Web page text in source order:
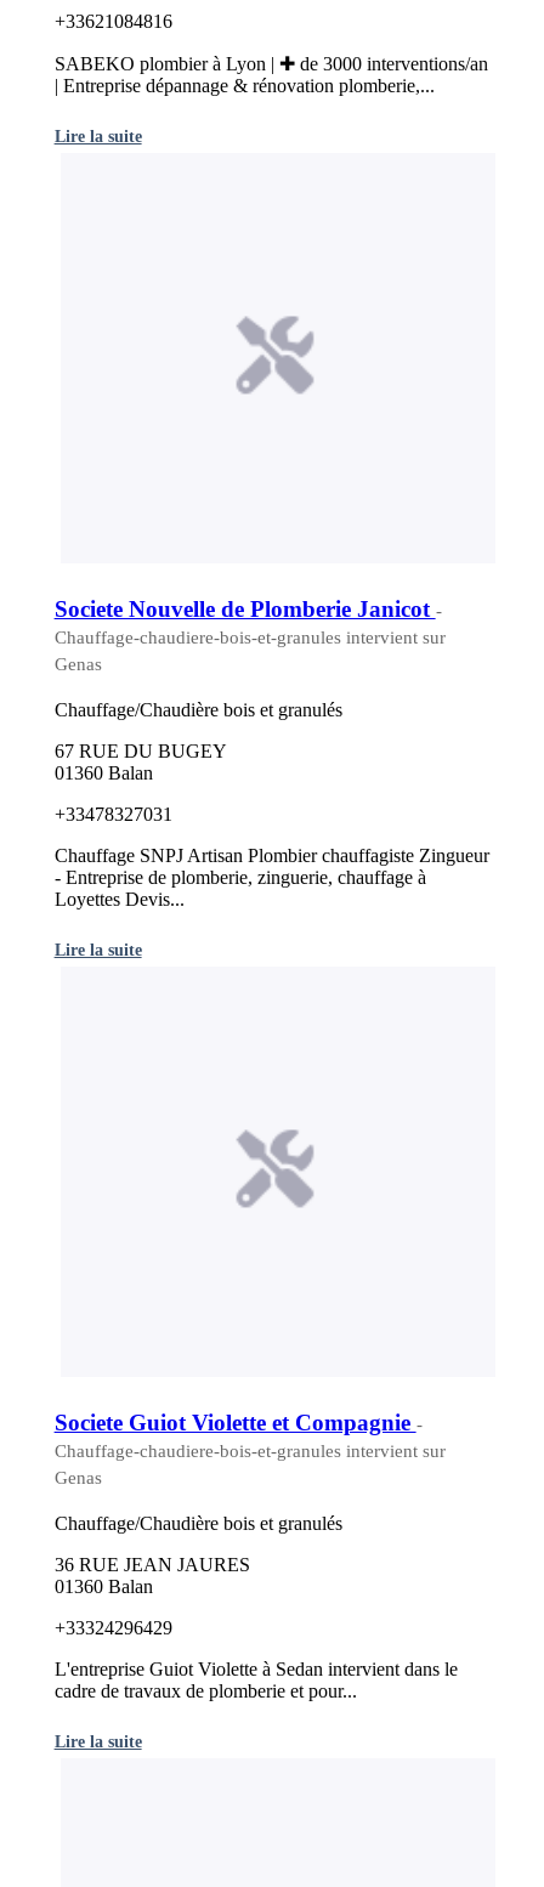
+33621084816
SABEKO plombier à Lyon | ✚ de 3000 interventions/an
| Entreprise dépannage & rénovation plomberie,...
Lire la suite
Societe Nouvelle de Plomberie Janicot -
Chauffage-chaudiere-bois-et-granules intervient sur
Genas
Chauffage/Chaudière bois et granulés
67 RUE DU BUGEY
01360 Balan
+33478327031
Chauffage SNPJ Artisan Plombier chauffagiste Zingueur
- Entreprise de plomberie, zinguerie, chauffage à
Loyettes Devis...
Lire la suite
Societe Guiot Violette et Compagnie -
Chauffage-chaudiere-bois-et-granules intervient sur
Genas
Chauffage/Chaudière bois et granulés
36 RUE JEAN JAURES
01360 Balan
+33324296429
L'entreprise Guiot Violette à Sedan intervient dans le
cadre de travaux de plomberie et pour...
Lire la suite